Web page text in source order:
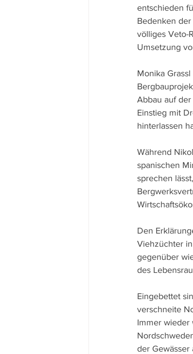
entschieden
Bedenken
völliges Veto-
Umsetzung
Monika
Abbau auf
Einstieg mit
hinterlassen
Während
spanischen
sprechen
Den
Viehzüchter
gegenüber
des
Eingebettet
verschneite
Immer wieder
der Gewässer